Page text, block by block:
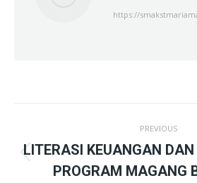
https://
navigation
PREVIOUS
post:
LITERASI KEUANGAN
PROGRAM MAGANG